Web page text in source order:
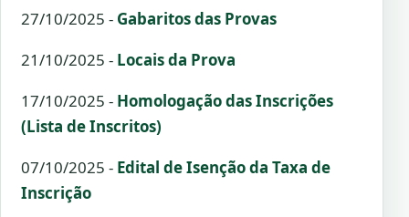
27/10/2025 - Gabaritos das Provas
21/10/2025 - Locais da Prova
17/10/2025 - Homologação das Inscrições
(Lista de Inscritos)
07/10/2025 - Edital de Isenção da Taxa de
Inscrição